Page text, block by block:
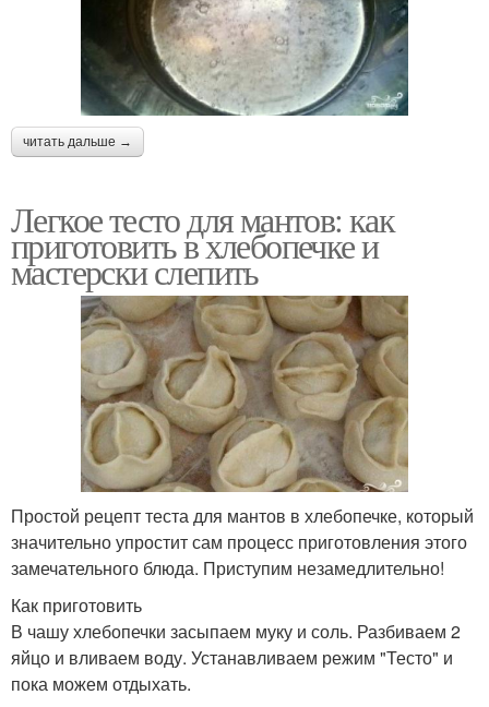
читать дальше →
Легкое тесто для мантов: как
приготовить в хлебопечке и
мастерски слепить
Простой рецепт теста для мантов в хлебопечке, который
значительно упростит сам процесс приготовления этого
замечательного блюда. Приступим незамедлительно!
Как приготовить
В чашу хлебопечки засыпаем муку и соль. Разбиваем 2
яйцо и вливаем воду. Устанавливаем режим "Тесто" и
пока можем отдыхать.